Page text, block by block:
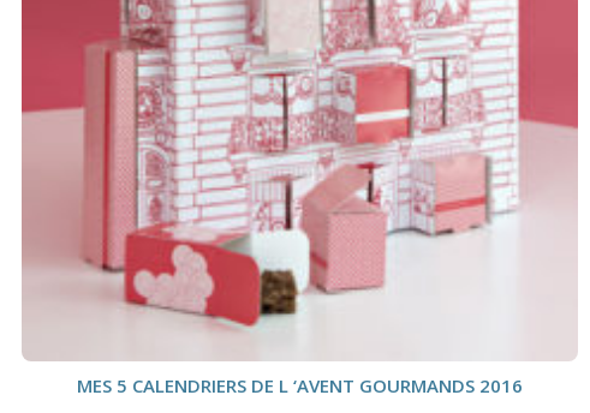
MES 5 CALENDRIERS DE L ‘AVENT GOURMANDS 2016